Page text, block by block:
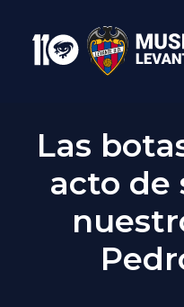
Las
acto de